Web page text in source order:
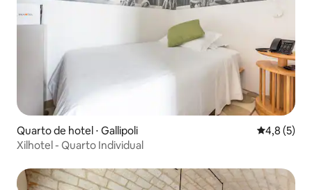
Quarto de hotel ⋅ Gallipoli 4,8 de
4,8 (5)
Xilhotel - Quarto Individual